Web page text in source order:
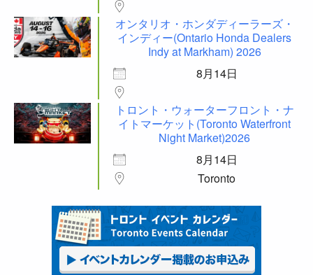
オンタリオ・ホンダディーラーズ・
インディー(Ontario Honda Dealers
Indy at Markham) 2026
8月14日
トロント・ウォーターフロント・ナ
イトマーケット(Toronto Waterfront
Night Market)2026
8月14日
Toronto